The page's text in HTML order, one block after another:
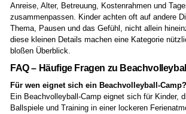
Anreise, Alter, Betreuung, Kostenrahmen und
zusammenpassen. Kinder achten oft auf andere
Thema, Pausen und das Gefühl, nicht allein
diese kleinen Details machen eine Kategorie
bloßen Überblick.
FAQ – Häufige Fragen zu
Für wen eignet sich ein Beachvolleyball-Camp?
Ein Beachvolleyball-Camp eignet sich für Kinder,
Ballspiele und Training in einer lockeren